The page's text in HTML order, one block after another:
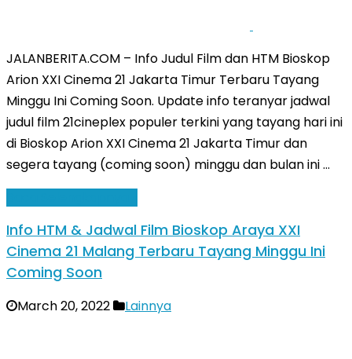
JALANBERITA.COM – Info Judul Film dan HTM Bioskop
Arion XXI Cinema 21 Jakarta Timur Terbaru Tayang
Minggu Ini Coming Soon. Update info teranyar jadwal
judul film 21cineplex populer terkini yang tayang hari ini
di Bioskop Arion XXI Cinema 21 Jakarta Timur dan
segera tayang (coming soon) minggu dan bulan ini …
Info HTM & Jadwal Film Bioskop Araya XXI
Cinema 21 Malang Terbaru Tayang Minggu Ini
Coming Soon
March 20, 2022 Lainnya